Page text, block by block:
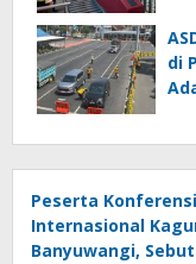
di
Peserta Konferensi
Internasional
Banyuwangi, Sebut